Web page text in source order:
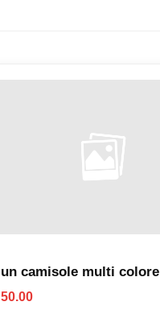
un camisole multi colore
50.00